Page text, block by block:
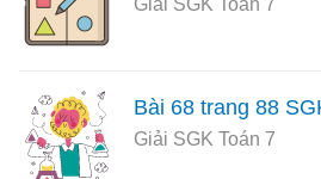
Giải SGK Toán 7
Bài 68 trang 88
Giải SGK Toán 7